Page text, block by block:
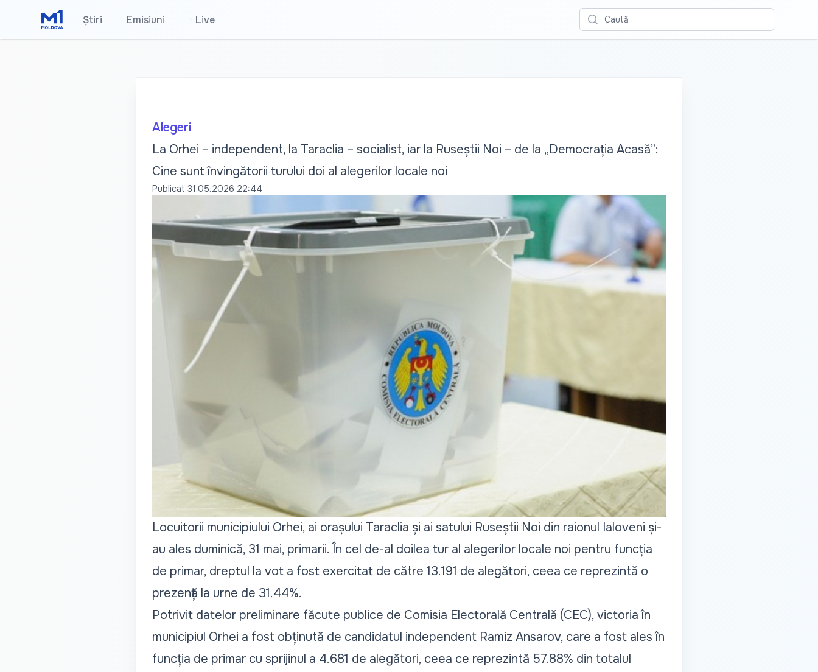
Știri Emisiuni Live Caută
Alegeri
La Orhei – independent, la Taraclia – socialist, iar la Ruseștii Noi – de la „Democrația Acasă”:
Cine sunt învingătorii turului doi al alegerilor locale noi
Publicat 31.05.2026 22:44
Locuitorii municipiului Orhei, ai orașului Taraclia și ai satului Ruseștii Noi din raionul Ialoveni și-
au ales duminică, 31 mai, primarii. În cel de-al doilea tur al alegerilor locale noi pentru funcția
de primar, dreptul la vot a fost exercitat de către 13.191 de alegători, ceea ce reprezintă o
prezență la urne de 31.44%.
Potrivit datelor preliminare făcute publice de Comisia Electorală Centrală (CEC), victoria în
municipiul Orhei a fost obținută de candidatul independent Ramiz Ansarov, care a fost ales în
funcția de primar cu sprijinul a 4.681 de alegători, ceea ce reprezintă 57.88% din totalul